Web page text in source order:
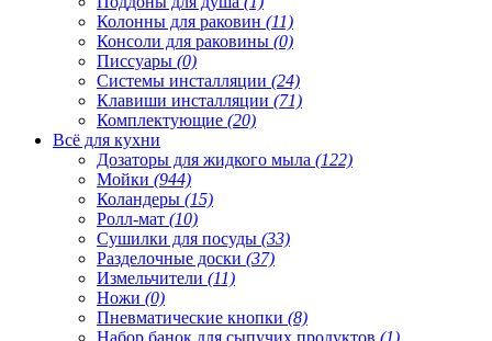
Колонны для раковин (11)
Консоли для раковины (0)
Писсуары (0)
Системы инсталляции (24)
Клавиши инсталляции (71)
Комплектующие (20)
Всё для кухни
Дозаторы для жидкого мыла (122)
Мойки (944)
Коландеры (15)
Ролл-мат (10)
Сушилки для посуды (33)
Разделочные доски (37)
Измельчители (11)
Ножи (0)
Пневматические кнопки (8)
Набор банок для сыпучих продуктов (1)